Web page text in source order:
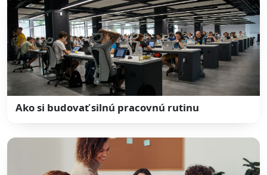
Ako si budovať silnú pracovnú rutinu